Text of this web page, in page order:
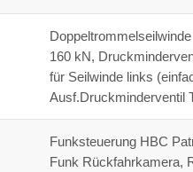
160 kN,
für Seilwinde links
Ausf.Druckminderventil
Funksteuerung HBC
Funk Rückfahrkamera,